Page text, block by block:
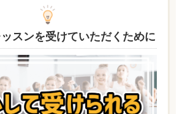
スンを受けていただくために